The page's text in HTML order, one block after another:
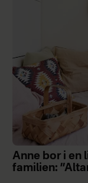
Anne bor i en
familien: